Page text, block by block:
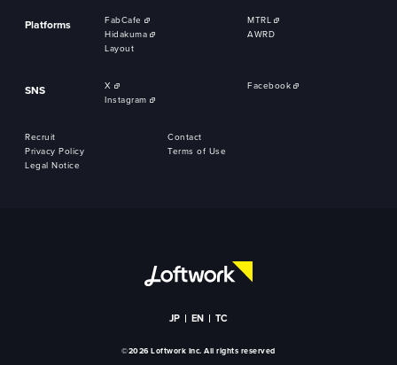
Platforms FabCafe
MTRL
Hidakuma
AWRD
Layout
SNS X
Facebook
Instagram
Recruit
Contact
Privacy Policy
Terms of Use
Legal Notice
JP EN TC
©2026 Loftwork Inc. All rights reserved